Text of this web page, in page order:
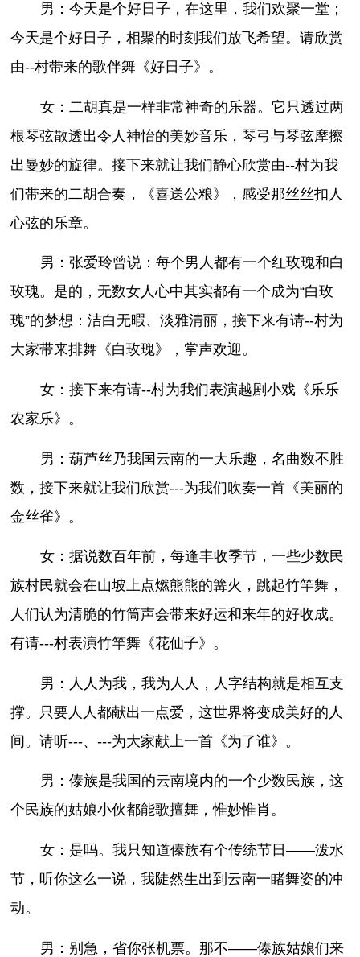
男：今天是个好日子，在这里，我们欢聚一堂；
今天是个好日子，相聚的时刻我们放飞希望。请欣赏
由--村带来的歌伴舞《好日子》。
女：二胡真是一样非常神奇的乐器。它只透过两
根琴弦散透出令人神怡的美妙音乐，琴弓与琴弦摩擦
出曼妙的旋律。接下来就让我们静心欣赏由--村为我
们带来的二胡合奏，《喜送公粮》，感受那丝丝扣人
心弦的乐章。
男：张爱玲曾说：每个男人都有一个红玫瑰和白
玫瑰。是的，无数女人心中其实都有一个成为“白玫
瑰”的梦想：洁白无暇、淡雅清丽，接下来有请--村为
大家带来排舞《白玫瑰》，掌声欢迎。
女：接下来有请--村为我们表演越剧小戏《乐乐
农家乐》。
男：葫芦丝乃我国云南的一大乐趣，名曲数不胜
数，接下来就让我们欣赏---为我们吹奏一首《美丽的
金丝雀》。
女：据说数百年前，每逢丰收季节，一些少数民
族村民就会在山坡上点燃熊熊的篝火，跳起竹竿舞，
人们认为清脆的竹筒声会带来好运和来年的好收成。
有请---村表演竹竿舞《花仙子》。
男：人人为我，我为人人，人字结构就是相互支
撑。只要人人都献出一点爱，这世界将变成美好的人
间。请听---、---为大家献上一首《为了谁》。
男：傣族是我国的云南境内的一个少数民族，这
个民族的姑娘小伙都能歌擅舞，惟妙惟肖。
女：是吗。我只知道傣族有个传统节日——泼水
节，听你这么一说，我陡然生出到云南一睹舞姿的冲
动。
男：别急，省你张机票。那不——傣族姑娘们来